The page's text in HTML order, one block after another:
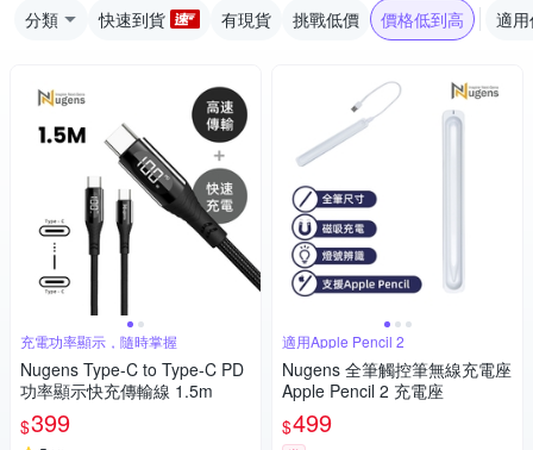
分類 快速到貨 有現貨 挑戰低價 價格低到高 適
充電功率顯示，隨時掌握
Nugens Type-C to Type-C PD
功率顯示快充傳輸線 1.5m
$399
適用Apple Pencil 2
Nugens 全筆觸控筆無線充電座
Apple Pencil 2 充電座
$499